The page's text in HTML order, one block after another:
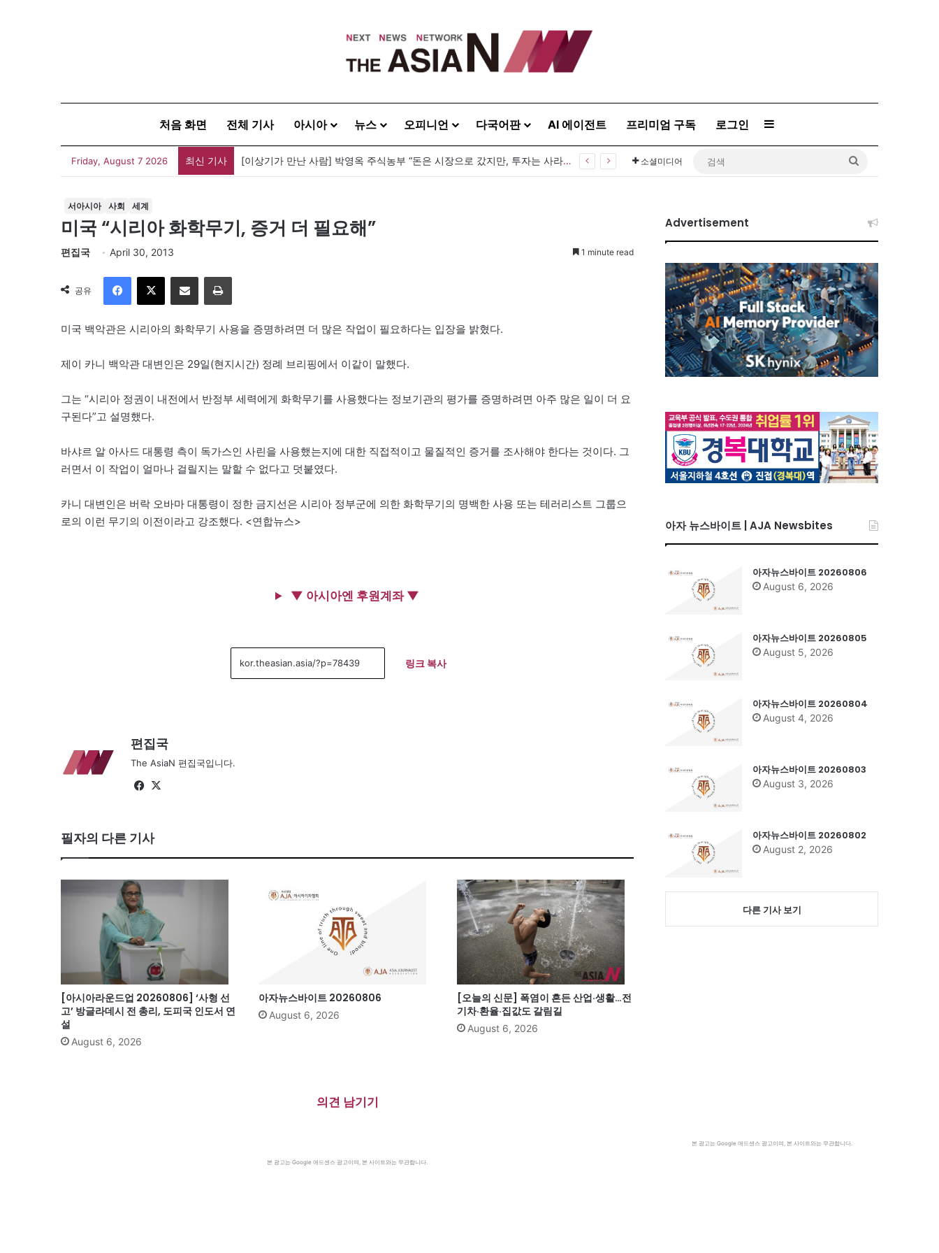
처음 화면 전체 기사 아시아 뉴스 오피니언 다국어판 AI 에이전트 프리미엄 구독 로그인 Sidebar
Friday, August 7 2026 최신 기사 [이상기가 만난 사람] 박영옥 주식농부 “돈은 시장으로 갔지만, 투자는 사라지고 거래만 남았다” 소셜미디어
서아시아 사회 세계
미국 “시리아 화학무기, 증거 더 필요해”
편집국 April 30, 2013 1 minute read
공유
이메일
미국 백악관은 시리아의 화학무기 사용을 증명하려면 더 많은 작업이 필요하다는 입장을 밝혔다.
제이 카니 백악관 대변인은 29일(현지시간) 정례 브리핑에서 이같이 말했다.
그는 “시리아 정권이 내전에서 반정부 세력에게 화학무기를 사용했다는 정보기관의 평가를 증명하려면 아주 많은 일이 더 요
구된다”고 설명했다.
바샤르 알 아사드 대통령 측이 독가스인 사린을 사용했는지에 대한 직접적이고 물질적인 증거를 조사해야 한다는 것이다. 그
러면서 이 작업이 얼마나 걸릴지는 말할 수 없다고 덧붙였다.
카니 대변인은 버락 오바마 대통령이 정한 금지선은 시리아 정부군에 의한 화학무기의 명백한 사용 또는 테러리스트 그룹으
로의 이런 무기의 이전이라고 강조했다. <연합뉴스>
▼ 아시아엔 후원계좌 ▼
링크 복사
편집국
The AsiaN 편집국입니다.
Fa
ok
필자의 다른 기사
[아시아라운드업 20260806] ‘사형 선
고’ 방글라데시 전 총리, 도피국 인도서 연
설
August 6, 2026
아자뉴스바이트 20260806
August 6, 2026
[오늘의 신문] 폭염이 흔든 산업·생활…전
기차·환율·집값도 갈림길
August 6, 2026
의견 남기기
본 광고는 Google 애드센스 광고이며, 본 사이트와는 무관합니다.
Advertisement
아자 뉴스바이트 | AJA Newsbites
아자뉴스바이트 20260806
August 6, 2026
아자뉴스바이트 20260805
August 5, 2026
아자뉴스바이트 20260804
August 4, 2026
아자뉴스바이트 20260803
August 3, 2026
아자뉴스바이트 20260802
August 2, 2026
다른 기사 보기
본 광고는 Google 애드센스 광고이며, 본 사이트와는 무관합니다.